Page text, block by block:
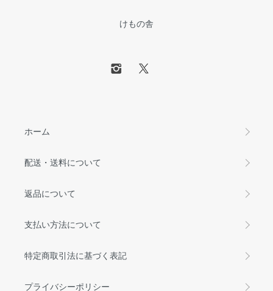
けもの舎
ホーム
配送・送料について
返品について
支払い方法について
特定商取引法に基づく表記
プライバシーポリシー